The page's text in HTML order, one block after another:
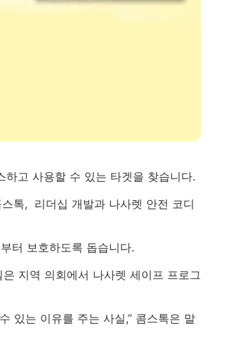
고 사용할 수 있는 타겟을 찾습니다.
톡, 리더십 개발과 나사렛 안전 코디
터 보호하도록 돕습니다.
지역 의회에서 나사렛 세이프 프로그
있는 이유를 주는 사실,” 콤스톡은 말